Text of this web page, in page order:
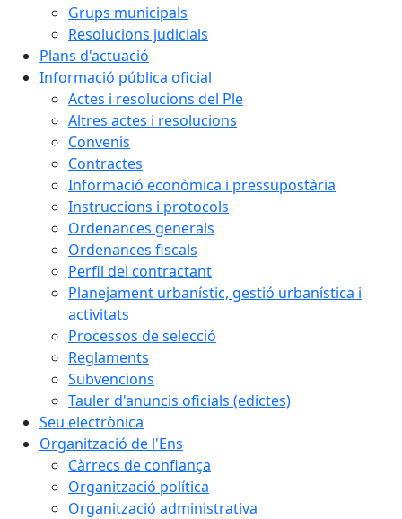
Grups municipals
Resolucions judicials
Plans d'actuació
Informació pública oficial
Actes i resolucions del Ple
Altres actes i resolucions
Convenis
Contractes
Informació econòmica i pressupostària
Instruccions i protocols
Ordenances generals
Ordenances fiscals
Perfil del contractant
Planejament urbanístic, gestió urbanística i
activitats
Processos de selecció
Reglaments
Subvencions
Tauler d'anuncis oficials (edictes)
Seu electrònica
Organització de l'Ens
Càrrecs de confiança
Organització política
Organització administrativa